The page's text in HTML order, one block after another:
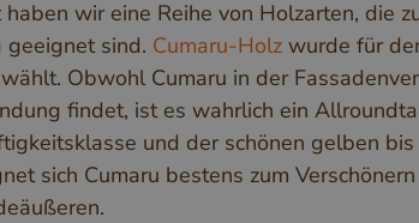
wir eine Reihe von Holzarten, die
geeignet sind. Cumaru-Holz wurde für
Obwohl Cumaru in der
findet, ist es wahrlich ein
und der schönen gelben bis
sich Cumaru bestens zum